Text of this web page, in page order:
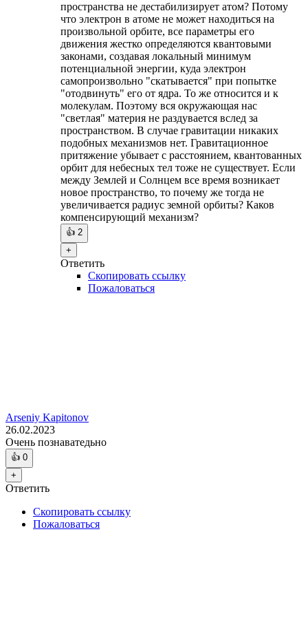
пространства не дестабилизирует атом? Потому
что электрон в атоме не может находиться на
произвольной орбите, все параметры его
движения жестко определяются квантовыми
законами, создавая локальный минимум
потенциальной энергии, куда электрон
самопроизвольно "скатывается" при попытке
"отодвинуть" его от ядра. То же относится и к
молекулам. Поэтому вся окружающая нас
"светлая" материя не раздувается вслед за
пространством. В случае гравитации никаких
подобных механизмов нет. Гравитационное
притяжение убывает с расстоянием, квантованных
орбит для небесных тел тоже не существует. Если
между Землей и Солнцем все время возникает
новое пространство, то почему же тогда не
увеличивается радиус земной орбиты? Каков
компенсирующий механизм?
👍 2
+
Ответить
Скопировать ссылку
Пожаловаться
Arseniy Kapitonov
26.02.2023
Очень познаватедьно
👍 0
+
Ответить
Скопировать ссылку
Пожаловаться